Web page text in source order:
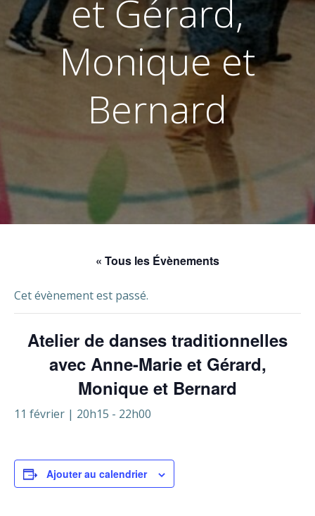
et Gérard,
Monique et
Bernard
« Tous les Évènements
Cet évènement est passé.
Atelier de danses traditionnelles
avec Anne-Marie et Gérard,
Monique et Bernard
11 février | 20h15 - 22h00
Ajouter au calendrier